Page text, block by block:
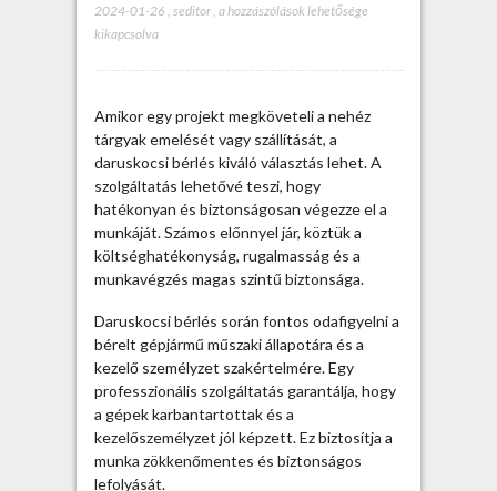
2024-01-26 seditor, P
s
s
z
i
o
n
á
l
s
a
u
a hozzászólások lehetősége
kikapcsolva
Amikor egy projekt megköveteli a nehéz
tárgyak emelését vagy szállítását, a
daruskocsi bérlés kiváló választás lehet. A
szolgáltatás lehetővé teszi, hogy
hatékonyan és biztonságosan végezze el a
munkáját. Számos előnnyel jár, köztük a
költséghatékonyság, rugalmasság és a
munkavégzés magas szintű biztonsága.
Daruskocsi bérlés során fontos odafigyelni a
bérelt gépjármű műszaki állapotára és a
kezelő személyzet szakértelmére. Egy
professzionális szolgáltatás garantálja, hogy
a gépek karbantartottak és a
kezelőszemélyzet jól képzett. Ez biztosítja a
munka zökkenőmentes és biztonságos
lefolyását.